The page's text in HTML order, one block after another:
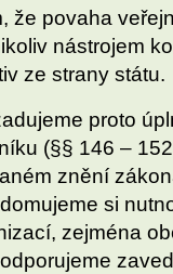
že povaha
nástrojem
ze strany státu.
proto
(§§ 146 –
znění
si
zejména